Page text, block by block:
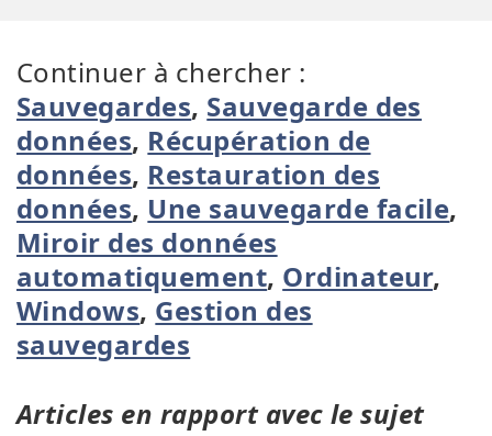
Continuer à chercher :
Sauvegardes, Sauvegarde des
données, Récupération de
données, Restauration des
données, Une sauvegarde facile,
Miroir des données
automatiquement, Ordinateur,
Windows, Gestion des
sauvegardes
Articles en rapport avec le sujet